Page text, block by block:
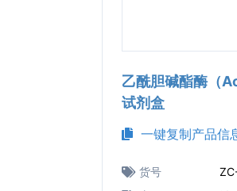
乙酰胆碱酯酶（
试剂盒
一键复制产品信
货号